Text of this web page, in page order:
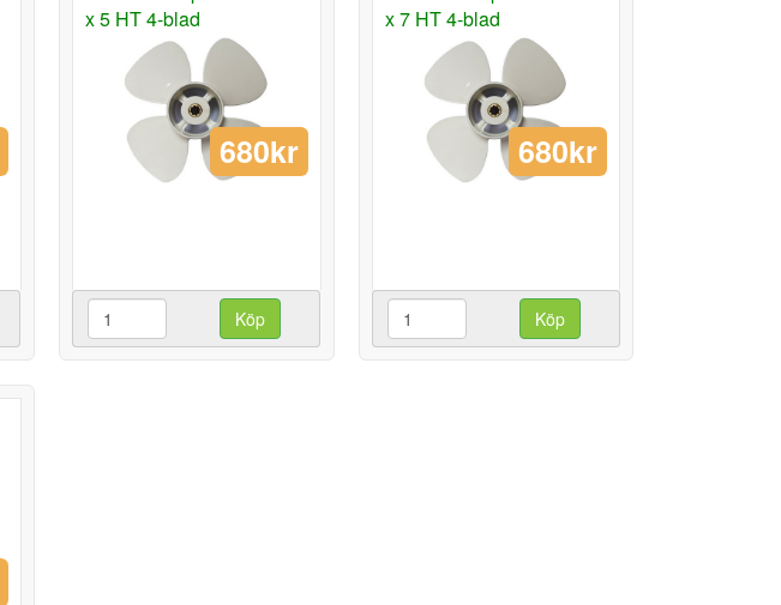
x 5 HT 4-blad
680kr
Köp
x 7 HT 4-blad
680kr
Köp